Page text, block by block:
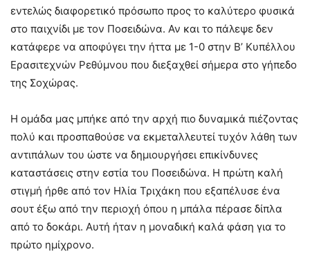
εντελώς διαφορετικό πρόσωπο προς το καλύτερο φυσικά
στο παιχνίδι με τον Ποσειδώνα. Αν και το πάλεψε δεν
κατάφερε να αποφύγει την ήττα με 1-0 στην Β’ Κυπέλλου
Ερασιτεχνών Ρεθύμνου που διεξαχθεί σήμερα στο γήπεδο
της Σοχώρας.
Η ομάδα μας μπήκε από την αρχή πιο δυναμικά πιέζοντας
πολύ και προσπαθούσε να εκμεταλλευτεί τυχόν λάθη των
αντιπάλων του ώστε να δημιουργήσει επικίνδυνες
καταστάσεις στην εστία του Ποσειδώνα. Η πρώτη καλή
στιγμή ήρθε από τον Ηλία Τριχάκη που εξαπέλυσε ένα
σουτ έξω από την περιοχή όπου η μπάλα πέρασε δίπλα
από το δοκάρι. Αυτή ήταν η μοναδική καλά φάση για το
πρώτο ημίχρονο.